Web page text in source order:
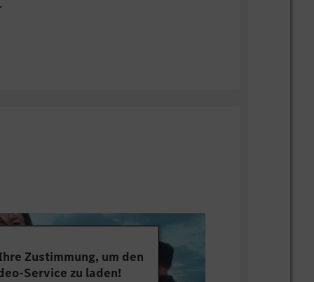
Zustimmung, um den
Service zu laden!